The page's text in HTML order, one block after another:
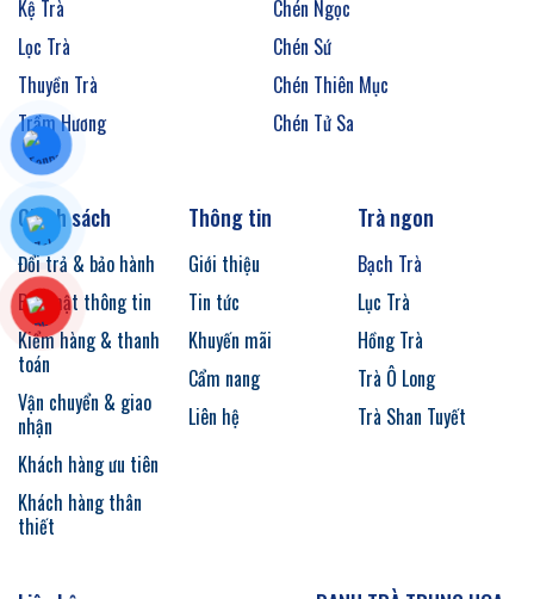
Kệ Trà
Lọc Trà
Thuyền Trà
Trầm Hương
Chén Ngọc
Chén Sứ
Chén Thiên Mục
Chén Tử Sa
Chính sách
Đổi trả & bảo hành
Bảo mật thông tin
Kiểm hàng & thanh
toán
Vận chuyển & giao
nhận
Khách hàng ưu tiên
Khách hàng thân
thiết
Thông tin
Giới thiệu
Tin tức
Khuyến mãi
Cẩm nang
Liên hệ
Trà ngon
Bạch Trà
Lục Trà
Hồng Trà
Trà Ô Long
Trà Shan Tuyết